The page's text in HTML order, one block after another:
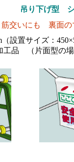
吊り下げ型 シ
交いにも 裏面
（設置サイズ：
工品 （片面型の